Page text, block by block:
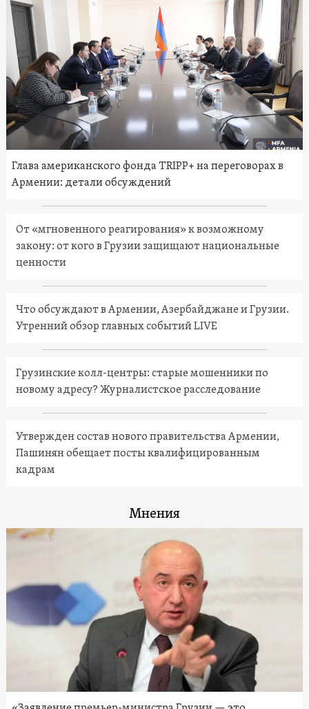
Глава американского фонда TRIPP+ на переговорах в
Армении: детали обсуждений
От «мгновенного реагирования» к возможному
закону: от кого в Грузии защищают национальные
ценности
Что обсуждают в Армении, Азербайджане и Грузии.
Утренний обзор главных событий LIVE
Грузинские колл-центры: старые мошенники по
новому адресу? Журналистское расследование
Утвержден состав нового правительства Армении,
Пашинян обещает посты квалифицированным
кадрам
Мнения